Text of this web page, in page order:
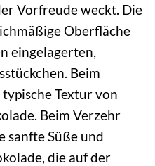
Vorfreude weckt. Die
Oberfläche
eingelagerten,
Beim
Textur von
Beim Verzehr
sanfte Süße und
die auf der